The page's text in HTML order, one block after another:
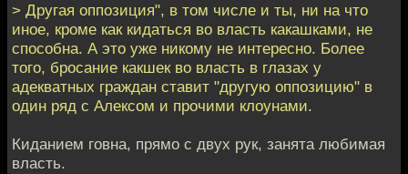
> Другая оппозиция", в том числе и ты, ни на что
иное, кроме как кидаться во власть какашками, не
способна. А это уже никому не интересно. Более
того, бросание какшек во власть в глазах у
адекватных граждан ставит "другую оппозицию" в
один ряд с Алексом и прочими клоунами.
Киданием говна, прямо с двух рук, занята любимая
власть.